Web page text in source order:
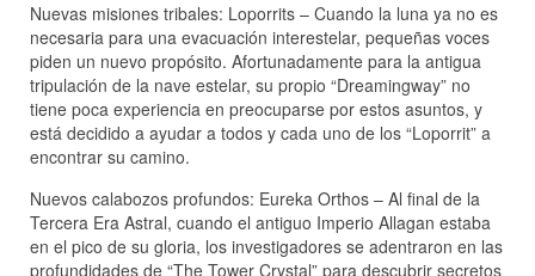
Nuevas misiones tribales: Loporrits – Cuando la luna ya no es
necesaria para una evacuación interestelar, pequeñas voces
piden un nuevo propósito. Afortunadamente para la antigua
tripulación de la nave estelar, su propio “Dreamingway” no
tiene poca experiencia en preocuparse por estos asuntos, y
está decidido a ayudar a todos y cada uno de los “Loporrit” a
encontrar su camino.
Nuevos calabozos profundos: Eureka Orthos – Al final de la
Tercera Era Astral, cuando el antiguo Imperio Allagan estaba
en el pico de su gloria, los investigadores se adentraron en las
profundidades de “The Tower Crystal” para descubrir secretos